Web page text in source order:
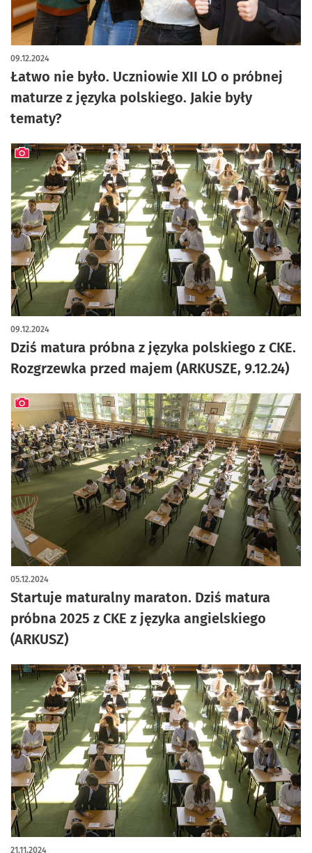
Łatwo nie było. Uczniowie XII LO o próbnej
maturze z języka polskiego. Jakie były
tematy?
09.12.2024
artykuł z galerią zdjęć
Dziś matura próbna z języka polskiego z CKE.
Rozgrzewka przed majem (ARKUSZE, 9.12.24)
09.12.2024
artykuł z galerią zdjęć
Startuje maturalny maraton. Dziś matura
próbna 2025 z CKE z języka angielskiego
(ARKUSZ)
05.12.2024
artykuł z galerią zdjęć
21.11.2024